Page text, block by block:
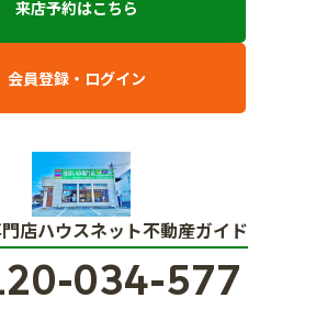
来店予約はこちら
会員登録・ログイン
店ハウスネット不動産ガイド
034-577